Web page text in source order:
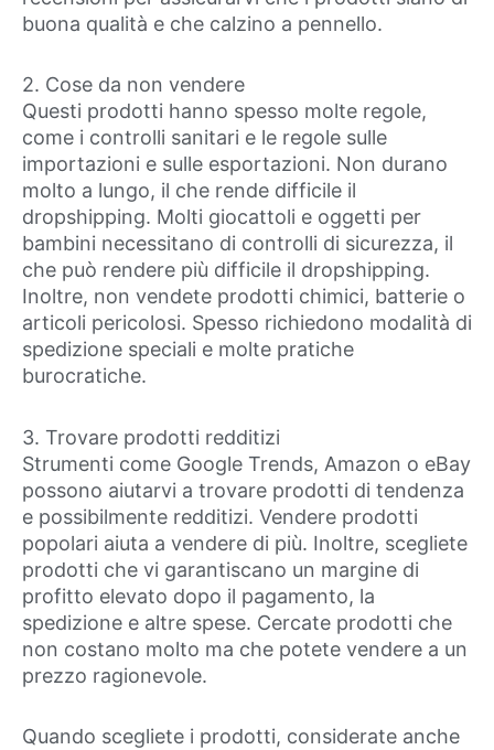
buona qualità e che calzino a pennello.
2. Cose da non vendere
Questi prodotti hanno spesso molte regole,
come i controlli sanitari e le regole sulle
importazioni e sulle esportazioni. Non durano
molto a lungo, il che rende difficile il
dropshipping. Molti giocattoli e oggetti per
bambini necessitano di controlli di sicurezza, il
che può rendere più difficile il dropshipping.
Inoltre, non vendete prodotti chimici, batterie o
articoli pericolosi. Spesso richiedono modalità di
spedizione speciali e molte pratiche
burocratiche.
3. Trovare prodotti redditizi
Strumenti come Google Trends, Amazon o eBay
possono aiutarvi a trovare prodotti di tendenza
e possibilmente redditizi. Vendere prodotti
popolari aiuta a vendere di più. Inoltre, scegliete
prodotti che vi garantiscano un margine di
profitto elevato dopo il pagamento, la
spedizione e altre spese. Cercate prodotti che
non costano molto ma che potete vendere a un
prezzo ragionevole.
Quando scegliete i prodotti, considerate anche